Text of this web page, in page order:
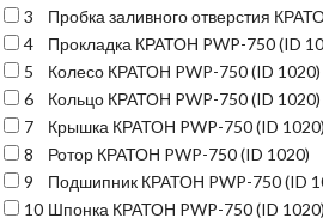
3
Пробка заливного отверстия
4
Прокладка КРАТОН PWP-750 (ID
5
Колесо КРАТОН PWP-750 (ID
6
Кольцо КРАТОН PWP-750 (ID 1020)
7
Крышка КРАТОН PWP-750 (ID
8
Ротор КРАТОН PWP-750 (ID 1020)
9
Подшипник КРАТОН PWP-750 (ID
10 Шпонка КРАТОН PWP-750 (ID 1020)